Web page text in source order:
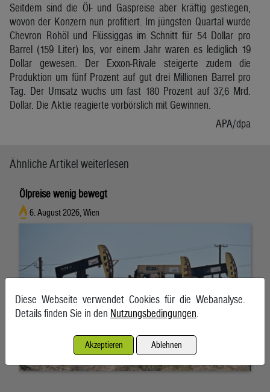
Seitdem sind die Öl- und Gaspreise aber kräftig gestiegen,
wovon der Konzern nun profitiert. Im jüngsten Quartal wurde
Chevron Rohöl und Flüssiggas im Schnitt für 54 Dollar pro
Barrel (159 Liter) los, vor einem Jahr waren es lediglich 19
Dollar gewesen. Der Exxon-Rivale steigerte zudem die
Produktion um fünf Prozent auf gut drei Millionen Barrel pro
Tag. Der Umsatz wuchs um fast 180 Prozent auf 37,6 Mrd.
Dollar. Die Aktie reagierte vorbörslich mit Gewinnen.
APA/dpa
Ähnliche Artikel weiterlesen
Ölpreise wenig bewegt
6. August 2026, Wien
Diese Webseite verwendet Cookies für die Webanalyse.
Details finden Sie in den Nutzungsbedingungen.
Akzeptieren Ablehnen